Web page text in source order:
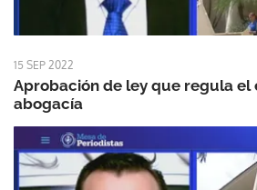
15 SEP 2022
Aprobación de ley que regula el
abogacía